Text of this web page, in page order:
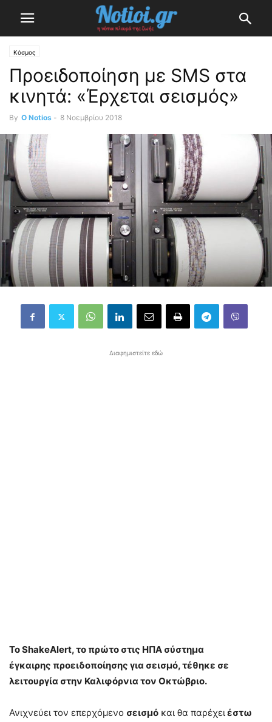
Κόσμος
Προειδοποίηση με SMS στα
κινητά: «Έρχεται σεισμός»
By O Notios - 8 Νοεμβρίου 2018
Διαφημιστείτε εδώ
Το ShakeAlert, το πρώτο στις ΗΠΑ σύστημα
έγκαιρης προειδοποίησης για σεισμό, τέθηκε σε
λειτουργία στην Καλιφόρνια τον Οκτώβριο.
Ανιχνεύει τον επερχόμενο σεισμό και θα παρέχειέστω